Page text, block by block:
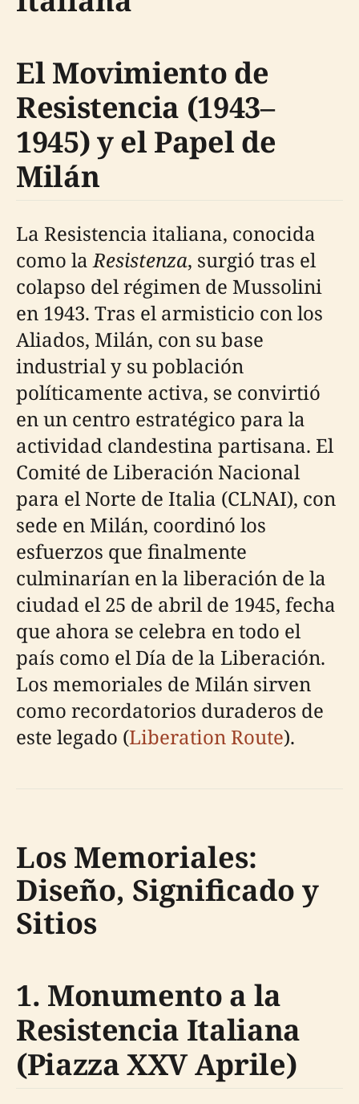
El Movimiento de
Resistencia (1943–
1945) y el Papel de
Milán
La Resistencia italiana, conocida
como laResistenza, surgió tras el
colapso del régimen de Mussolini
en 1943. Tras el armisticio con los
Aliados, Milán, con su base
industrial y su población
políticamente activa, se convirtió
en un centro estratégico para la
actividad clandestina partisana. El
Comité de Liberación Nacional
para el Norte de Italia (CLNAI), con
sede en Milán, coordinó los
esfuerzos que finalmente
culminarían en la liberación de la
ciudad el 25 de abril de 1945, fecha
que ahora se celebra en todo el
país como el Día de la Liberación.
Los memoriales de Milán sirven
como recordatorios duraderos de
este legado (Liberation Route).
Los Memoriales:
Diseño, Significado y
Sitios
1. Monumento a la
Resistencia Italiana
(Piazza XXV Aprile)